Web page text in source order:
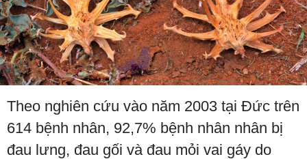
Theo nghiên cứu vào năm 2003 tại Đức trên
614 bệnh nhân, 92,7% bệnh nhân nhân bị
đau lưng, đau gối và đau mỏi vai gáy do